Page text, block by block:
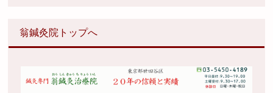
翁鍼灸院トップへ